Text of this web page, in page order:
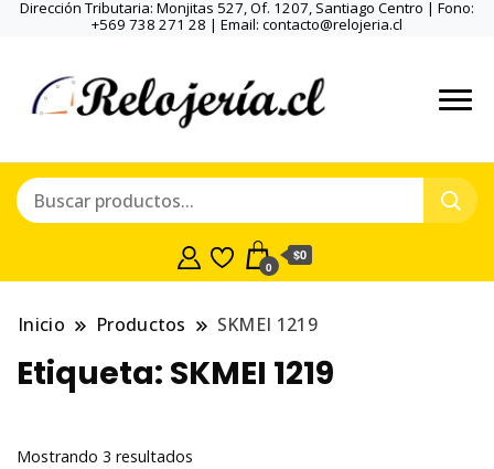
Dirección Tributaria: Monjitas 527, Of. 1207, Santiago Centro | Fono:
+569 738 271 28 | Email: contacto@relojeria.cl
0
$0
Inicio Productos SKMEI 1219
Etiqueta: SKMEI 1219
Mostrando 3 resultados